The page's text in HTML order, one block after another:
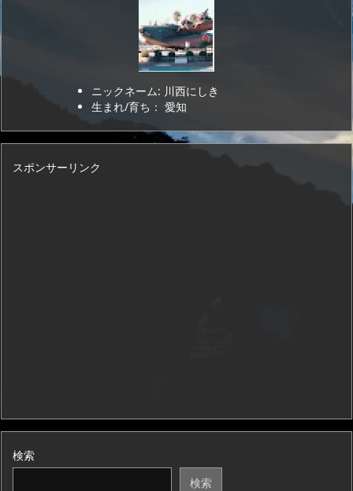
ニックネーム: 川西にしき
生まれ/育ち： 愛知
スポンサーリンク
検索
検索